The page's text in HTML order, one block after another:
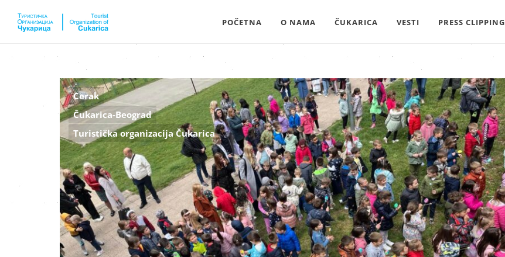
POČETNA O NAMA ČUKARICA VESTI PRESS CLIPPING
Cerak
Čukarica-Beograd
Turistička organizacija Čukarica